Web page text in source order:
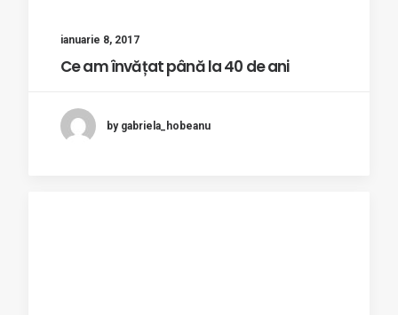
ianuarie 8, 2017
Ce am învățat până la 40 de ani
by gabriela_hobeanu